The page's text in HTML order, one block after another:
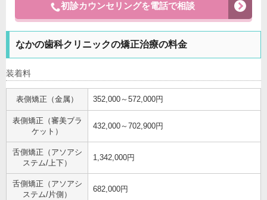
初診カウンセリングを電話で相談
なかの歯科クリニックの矯正治療の料金
装着料
表側矯正（金属） 352,000～572,000円
表側矯正（審美ブラ
ケット）
432,000～702,900円
舌側矯正（アソアシ
ステム/上下）
1,342,000円
舌側矯正（アソアシ
ステム/片側）
682,000円